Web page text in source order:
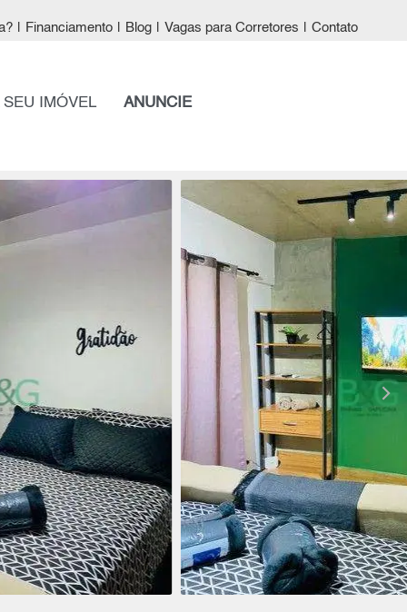
Financiamento Blog Vagas para Corretores Contato
IMÓVEL ANUNCIE